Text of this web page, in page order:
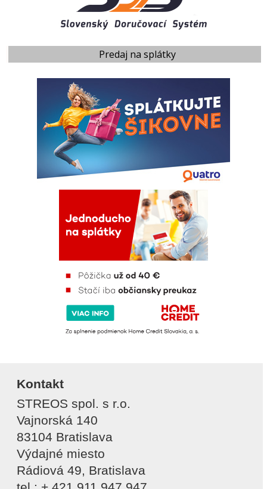
Predaj na splátky
Kontakt
STREOS spol. s r.o.
Vajnorská 140
83104 Bratislava
Výdajné miesto
Rádiová 49, Bratislava